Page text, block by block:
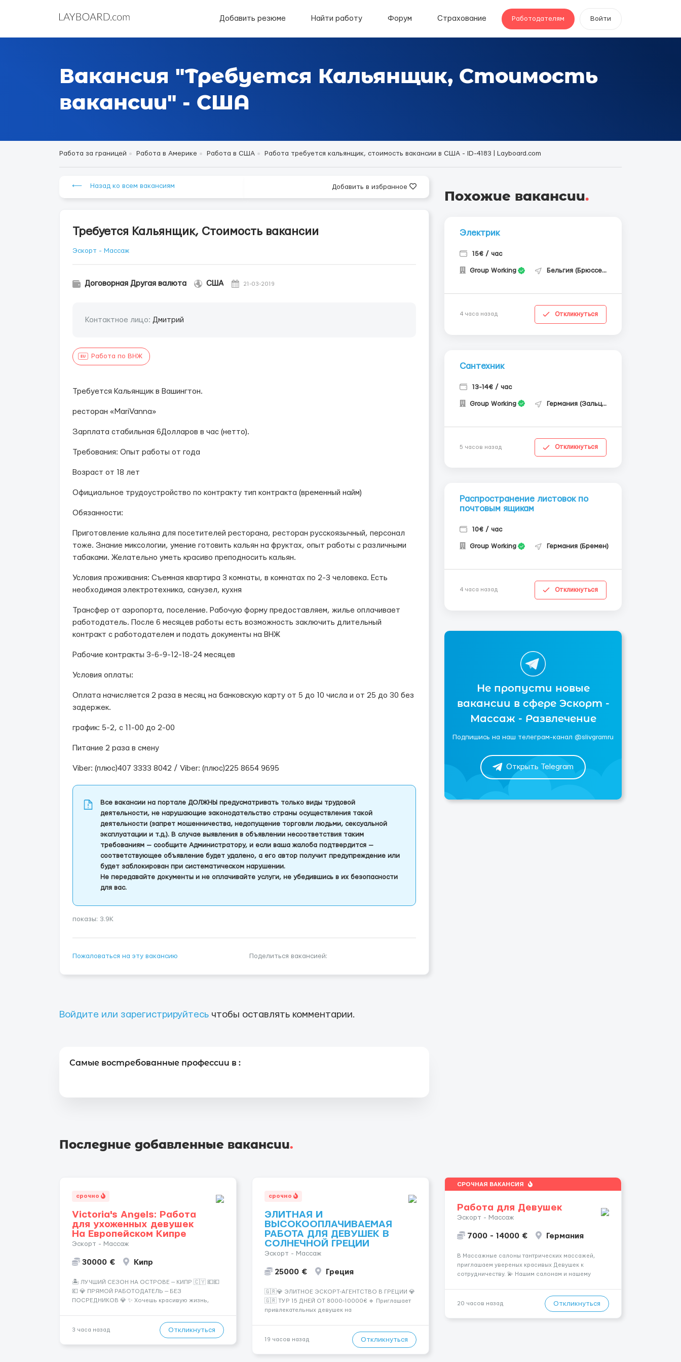
Добавить резюме Найти работу Форум Страхование Работодателям Войти
Вакансия "Требуется Кальянщик, Стоимость
вакансии" - США
Работа за границей Работа в Америке Работа в США Работа требуется кальянщик, стоимость вакансии в США - ID-4183 | Layboard.com
⟵ Назад ко всем вакансиям Добавить в избранное
Требуется Кальянщик, Стоимость вакансии
Эскорт - Массаж
Договорная Другая валюта США 21-03-2019
Контактное лицо: Дмитрий
Работа по ВНЖ
Требуется Кальянщик в Вашингтон.
ресторан «MariVanna»
Зарплата стабильная 6Долларов в час (нетто).
Требования: Опыт работы от года
Возраст от 18 лет
Официальное трудоустройство по контракту тип контракта (временный найм)
Обязанности:
Приготовление кальяна для посетителей ресторана, ресторан русскоязычный, персонал
тоже. Знание миксологии, умение готовить кальян на фруктах, опыт работы с различными
табаками. Желательно уметь красиво преподносить кальян.
Условия проживания: Съемная квартира 3 комнаты, в комнатах по 2-3 человека. Есть
необходимая электротехника, санузел, кухня
Трансфер от аэропорта, поселение. Рабочую форму предоставляем, жилье оплачивает
работодатель. После 6 месяцев работы есть возможность заключить длительный
контракт с работодателем и подать документы на ВНЖ
Рабочие контракты 3-6-9-12-18-24 месяцев
Условия оплаты:
Оплата начисляется 2 раза в месяц на банковскую карту от 5 до 10 числа и от 25 до 30 без
задержек.
график: 5-2, с 11-00 до 2-00
Питание 2 раза в смену
Viber: (плюс)407 3333 8042 / Viber: (плюс)225 8654 9695
Все вакансии на портале ДОЛЖНЫ предусматривать только виды трудовой
деятельности, не нарушающие законодательство страны осуществления такой
деятельности (запрет мошенничества, недопущение торговли людьми, сексуальной
эксплуатации и т.д.). В случае выявления в объявлении несоответствия таким
требованиям — сообщите Администратору, и если ваша жалоба подтвердится —
соответствующее объявление будет удалено, а его автор получит предупреждение или
будет заблокирован при систематическом нарушении.
Не передавайте документы и не оплачивайте услуги, не убедившись в их безопасности
для вас.
показы: 3.9K
Пожаловаться на эту вакансию Поделиться вакансией:
Войдите или зарегистрируйтесь чтобы оставлять комментарии.
Самые востребованные профессии в :
Похожие вакансии.
Электрик
15€ / час
Group Working Бельгия (Брюссель)
4 часа назад Откликнуться
Сантехник
13-14€ / час
Group Working Германия (Зальцгиттер)
5 часов назад Откликнуться
Распространение листовок по
почтовым ящикам
10€ / час
Group Working Германия (Бремен)
4 часа назад Откликнуться
Не пропусти новые
вакансии в сфере Эскорт -
Массаж - Развлечение
Подпишись на наш телеграм-канал @slivgramru
Открыть Telegram
Последние добавленные вакансии.
срочно
Victoria's Angels: Работа
для ухоженных девушек
На Европейском Кипре
Эскорт - Массаж
30000 € Кипр
🏝️ ЛУЧШИЙ СЕЗОН НА ОСТРОВЕ — КИПР 🇨🇾 💶💶
💶 💎 ПРЯМОЙ РАБОТОДАТЕЛЬ — БЕЗ
ПОСРЕДНИКОВ 💎 ✨ Хочешь красивую жизнь,
— Опытная команда с годами практики —
Стабильный поток клиентов (без ...
3 часа назад Откликнуться
срочно
ЭЛИТНАЯ И
ВЫСОКООПЛАЧИВАЕМАЯ
РАБОТА ДЛЯ ДЕВУШЕК В
СОЛНЕЧНОЙ ГРЕЦИИ
Эскорт - Массаж
25000 € Греция
🇬🇷💎 ЭЛИТНОЕ ЭСКОРТ-АГЕНТСТВО В ГРЕЦИИ 💎
🇬🇷 ТУР 15 ДНЕЙ ОТ 8000-10000€ 🔹 Приглашает
привлекательных девушек на
хорошие деньги 💶 — это предложение для тебя! 🔹
19 часов назад Откликнуться
СРОЧНАЯ ВАКАНСИЯ
Работа для Девушек
Эскорт - Массаж
7000 - 14000 € Германия
В Массажные салоны тантрических массажей,
приглашаем увереных красивых Девушек к
сотрудничеству. 💫 Нашим салонам и нашему
заработная плата 💚Мы гарантируем Наличие
20 часов назад Откликнуться